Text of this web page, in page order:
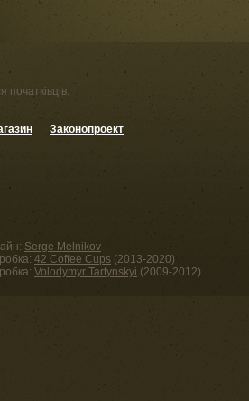
Законопроект
Serge Melnikov
42 Coffee Cups (2013-2020)
Volodymyr Tartynskyi (2009-2012)